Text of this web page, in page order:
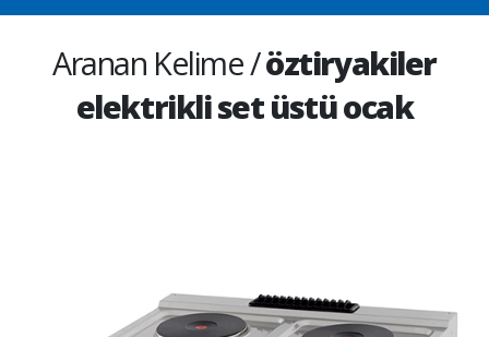
Aranan Kelime /öztiryakiler
elektrikli set üstü ocak